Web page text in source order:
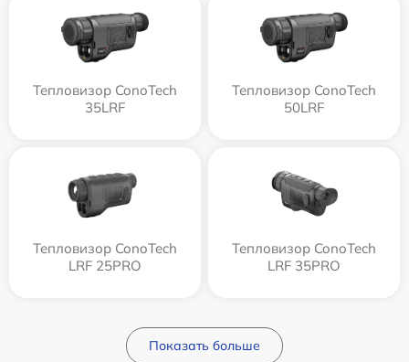
Тепловизор ConoTech
35LRF
Тепловизор ConoTech
50LRF
Тепловизор ConoTech
LRF 25PRO
Тепловизор ConoTech
LRF 35PRO
Показать больше